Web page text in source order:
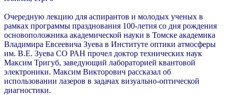
Очередную лекцию для аспирантов и молодых ученых в
рамках программы празднования 100-летия со дня рождения
основоположника академической науки в Томске академика
Владимира Евсеевича Зуева в Институте оптики атмосферы
им. В.Е. Зуева СО РАН прочел доктор технических наук
Максим Тригуб, заведующий лабораторией квантовой
электроники. Максим Викторович рассказал об
использовании лазеров в задачах визуально-оптической
диагностики.